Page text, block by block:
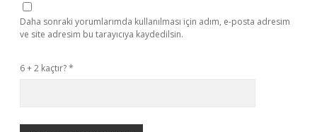
Daha sonraki yorumlarımda kullanılması için adım, e-posta adresim
ve site adresim bu tarayıcıya kaydedilsin.
6 + 2 kaçtır?*